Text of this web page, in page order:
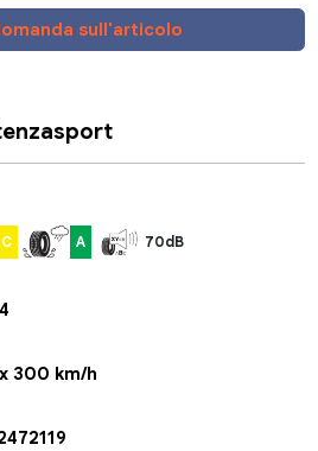
sull'articolo
C A 70dB
300 km/h